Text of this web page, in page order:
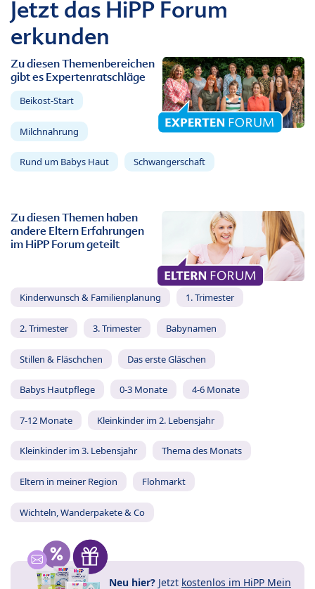
Jetzt das HiPP Forum
erkunden
Zu diesen Themenbereichen
gibt es Expertenratschläge
Beikost-Start
Milchnahrung
Rund um Babys Haut Schwangerschaft
Zu diesen Themen haben
andere Eltern Erfahrungen
im HiPP Forum geteilt
Kinderwunsch & Familienplanung 1. Trimester
2. Trimester 3. Trimester Babynamen
Stillen & Fläschchen Das erste Gläschen
Babys Hautpflege 0-3 Monate 4-6 Monate
7-12 Monate Kleinkinder im 2. Lebensjahr
Kleinkinder im 3. Lebensjahr Thema des Monats
Eltern in meiner Region Flohmarkt
Wichteln, Wanderpakete & Co
Neu hier? Jetzt kostenlos im HiPP Mein